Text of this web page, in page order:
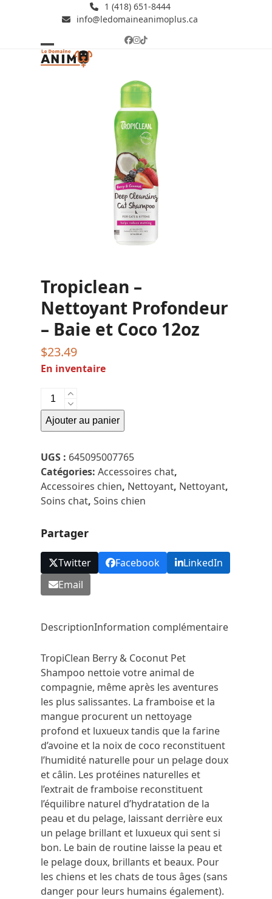
1 (418) 651-8444
info@ledomaineanimoplus.ca
Facebook
Instagram
Tiktok
Open
Close
Tropiclean –
Nettoyant Profondeur
– Baie et Coco 12oz
$23.49
En inventaire
quantité
de
Tropiclean
Nettoyant
Profondeur
-
Baie
12oz
Ajouter au panier
UGS : 645095007765
Catégories:Accessoires chat,
Accessoires chien, Nettoyant, Nettoyant,
Soins chat,Soins chien
Partager
Twitter Facebook
LinkedIn
Email
DescriptionInformation complémentaire
TropiClean Berry & Coconut Pet
Shampoo nettoie votre animal de
compagnie, même après les aventures
les plus salissantes. La framboise et la
mangue procurent un nettoyage
profond et luxueux tandis que la farine
d’avoine et la noix de coco reconstituent
l’humidité naturelle pour un pelage doux
et câlin. Les protéines naturelles et
l’extrait de framboise reconstituent
l’équilibre naturel d’hydratation de la
peau et du pelage, laissant derrière eux
un pelage brillant et luxueux qui sent si
bon. Le bain de routine laisse la peau et
le pelage doux, brillants et beaux. Pour
les chiens et les chats de tous âges (sans
danger pour leurs humains également).